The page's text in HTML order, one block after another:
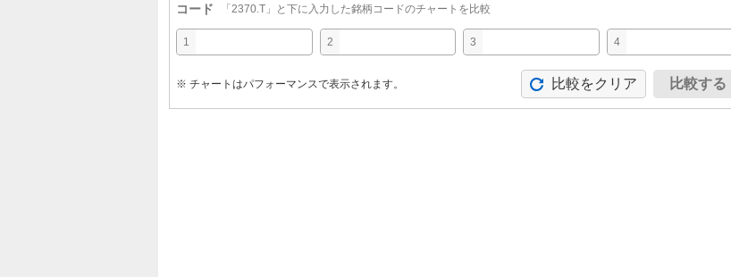
コード 「 2370.T 」と下に入力した銘柄コードのチャートを比較
1 2 3 4
※ チャートはパフォーマンスで表示されます。 比較をクリア 比較する